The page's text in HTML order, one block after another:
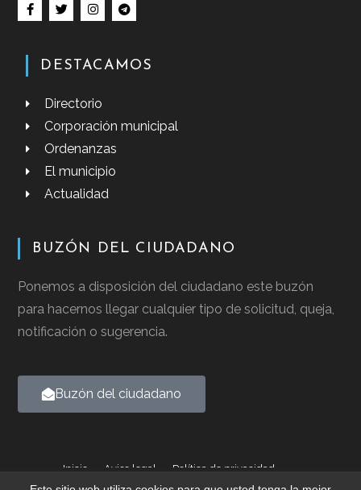
DESTACAMOS
Directorio
Corporación municipal
Ordenanzas
El municipio
Actualidad
BUZÓN DEL CIUDADANO
Ponemos a disposición del ciudadano este buzón
para hacernos llegar cualquier tipo de solicitud, queja,
notificación o sugerencia.
Buzón del ciudadano
Inicio Aviso legal
Política de privacidad
Política de cookies